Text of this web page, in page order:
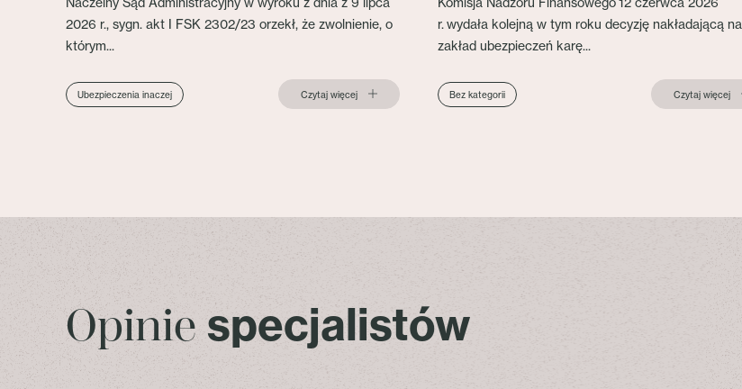
2026 r., sygn. akt I FSK 2302/23 orzekł, że zwolnienie, o
którym...
Ubezpieczenia inaczej Czytaj więcej
r. wydała kolejną w tym roku decyzję nakładającą na
zakład ubezpieczeń karę...
Bez kategorii Czytaj więcej
Opinie specjalistów